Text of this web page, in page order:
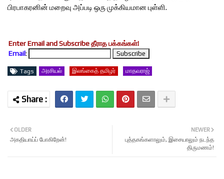
பிரபாகரனின் மறைவு அப்படி ஒரு முக்கியமான புள்ளி.
Enter Email and Subscribe தீராத பக்கங்கள்!
Email:
Tags அரசியல் இலங்கைத் தமிழர் மாதவராஜ்
NEWER
புத்தகங்களாலும், இசையாலும் நடந்த
திருமணம்!
OLDER
அகதியாய்ப் போகிறேன்!